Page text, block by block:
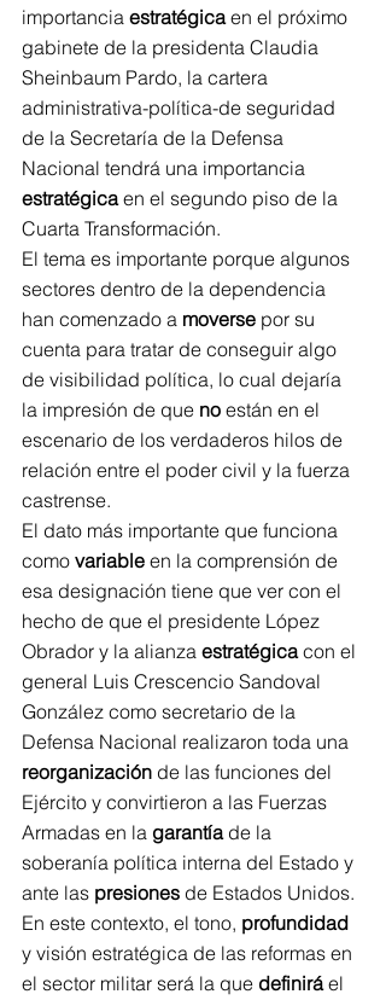
importancia estratégica en el próximo
gabinete de la presidenta Claudia
Sheinbaum Pardo, la cartera
administrativa-política-de seguridad
de la Secretaría de la Defensa
Nacional tendrá una importancia
estratégica en el segundo piso de la
Cuarta Transformación.
El tema es importante porque algunos
sectores dentro de la dependencia
han comenzado a moverse por su
cuenta para tratar de conseguir algo
de visibilidad política, lo cual dejaría
la impresión de que no están en el
escenario de los verdaderos hilos de
relación entre el poder civil y la fuerza
castrense.
El dato más importante que funciona
como variable en la comprensión de
esa designación tiene que ver con el
hecho de que el presidente López
Obrador y la alianza estratégica con el
general Luis Crescencio Sandoval
González como secretario de la
Defensa Nacional realizaron toda una
reorganización de las funciones del
Ejército y convirtieron a las Fuerzas
Armadas en la garantía de la
soberanía política interna del Estado y
ante las presiones de Estados Unidos.
En este contexto, el tono, profundidad
y visión estratégica de las reformas en
el sector militar será la que definirá el